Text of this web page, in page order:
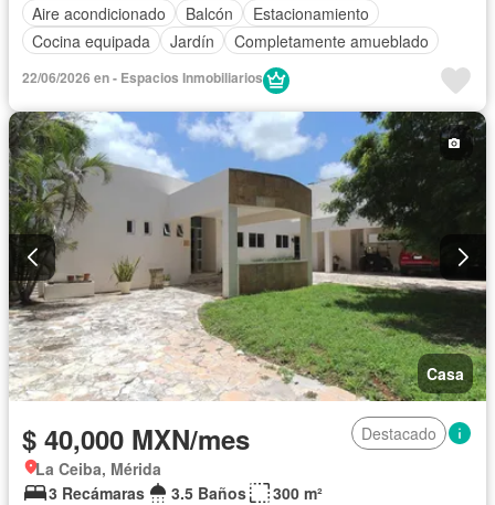
Aire acondicionado
Balcón
Estacionamiento
Cocina equipada
Jardín Completamente amueblado
22/06/2026 en - Espacios Inmobiliarios
Casa
$ 40,000 MXN/mes
Destacado
La Ceiba, Mérida
3 Recámaras
3.5 Baños
300 m²